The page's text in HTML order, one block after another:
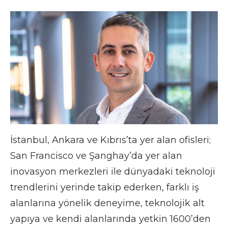
İstanbul, Ankara ve Kıbrıs’ta yer alan ofisleri;
San Francisco ve Şanghay’da yer alan
inovasyon merkezleri ile dünyadaki teknoloji
trendlerini yerinde takip ederken, farklı iş
alanlarına yönelik deneyime, teknolojik alt
yapıya ve kendi alanlarında yetkin 1600’den